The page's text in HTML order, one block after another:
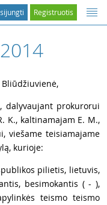
Registruotis
dalyvaujant prokurorui
K., kaltinamajam E. M.,
viešame teisiamajame
kurioje:
pilietis, lietuvis,
besimokantis ( - ),
teismo teismo